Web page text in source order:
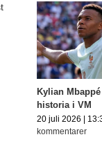
Kylian
historia i VM
20 juli 2026 |
kommentarer